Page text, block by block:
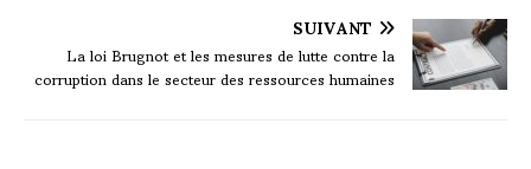
SUIVANT
La loi Brugnot et les mesures de lutte contre la
corruption dans le secteur des ressources humaines